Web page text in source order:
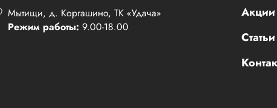
Мытищи, д. Коргашино, ТК «Удача»
Режим работы: 9.00-18.00
Акции
Статьи